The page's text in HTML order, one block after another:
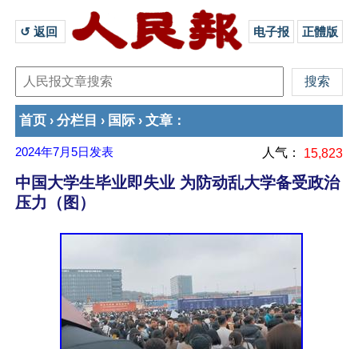
↺ 返回 电子报 正體版
首页 › 分栏目 › 国际 › 文章 ：
2024年7月5日 发表 人气： 15,823
中国大学生毕业即失业 为防动乱大学备受政治
压力（图）